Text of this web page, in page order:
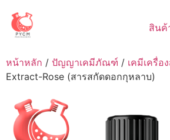
content
สินค้
หน้าหลัก / ปัญญาเคมีภัณฑ์ / เคมีเครื่อ
Extract-Rose (สารสกัดดอกกุหลาบ)